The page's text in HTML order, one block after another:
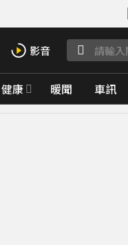
健康 暖聞 車訊